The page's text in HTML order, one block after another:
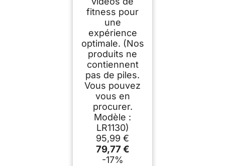
fitness pour
une
expérience
optimale. (Nos
produits ne
contiennent
pas de piles.
Vous pouvez
vous en
procurer.
Modèle :
LR1130)
95,99 €
79,77 €
-17%